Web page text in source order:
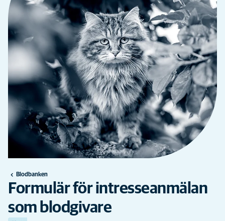
Blodbanken
Formulär för intresseanmälan
som blodgivare